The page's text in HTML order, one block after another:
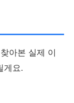
아본 실제 이
게요.